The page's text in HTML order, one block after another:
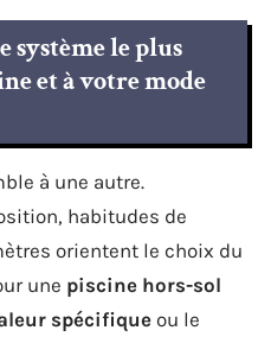
système le plus
et à votre mode
à une autre.
habitudes de
orientent le choix du
une piscine hors-sol
spécifique ou le